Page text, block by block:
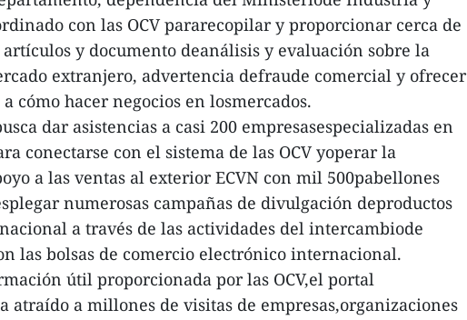
con las OCV pararecopilar y proporcionar cerca de
y documento deanálisis y evaluación sobre la
extranjero, advertencia defraude comercial y ofrecer
cómo hacer negocios en losmercados.
dar asistencias a casi 200 empresasespecializadas en
conectarse con el sistema de las OCV yoperar la
a las ventas al exterior ECVN con mil 500pabellones
numerosas campañas de divulgación deproductos
a través de las actividades del intercambiode
las bolsas de comercio electrónico internacional.
útil proporcionada por las OCV,el portal
atraído a millones de visitas de empresas,organizaciones